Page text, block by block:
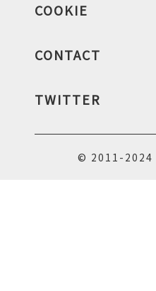
COOKIE
CONTACT
TWITTER
© 2011-2024